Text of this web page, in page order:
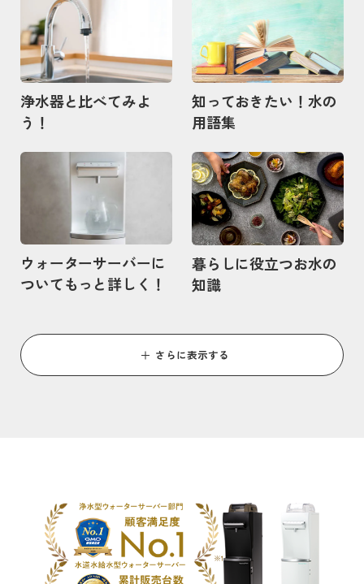
浄水器と比べてみよ
う！
知っておきたい！水の
用語集
ウォーターサーバーに
ついてもっと詳しく！
記事を読む
暮らしに役立つお水の
知識
記事を読む
さらに表示する